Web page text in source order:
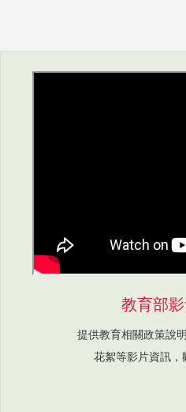
教育部
提供教育相關政策說
花絮等影片資訊，